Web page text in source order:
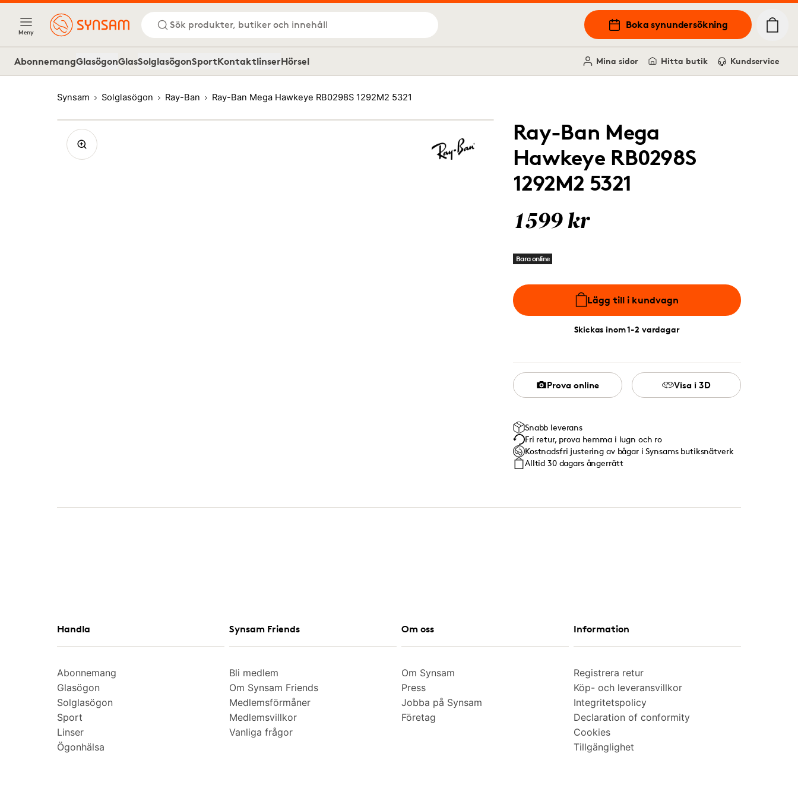
Meny
Sök produkter, butiker och innehåll Boka synundersökning
AbonnemangGlasögonGlasSolglasögonSportKontaktlinserHörsel Mina sidor Hitta butik Kundservice
Synsam Solglasögon Ray-Ban Ray-Ban Mega Hawkeye RB0298S 1292M2 5321
Ray-Ban Mega
Hawkeye RB0298S
1292M2 5321
1599 kr
Bara online
Lägg till i kundvagn
Skickas inom 1-2 vardagar
Prova online Visa i 3D
Snabb leverans
Fri retur, prova hemma i lugn och ro
Kostnadsfri justering av bågar i Synsams butiksnätverk
Alltid 30 dagars ångerrätt
Handla
Abonnemang
Glasögon
Solglasögon
Sport
Linser
Ögonhälsa
Synsam Friends
Bli medlem
Om Synsam Friends
Medlemsförmåner
Medlemsvillkor
Vanliga frågor
Om oss
Om Synsam
Press
Jobba på Synsam
Företag
Information
Registrera retur
Köp- och leveransvillkor
Integritetspolicy
Declaration of conformity
Cookies
Tillgänglighet